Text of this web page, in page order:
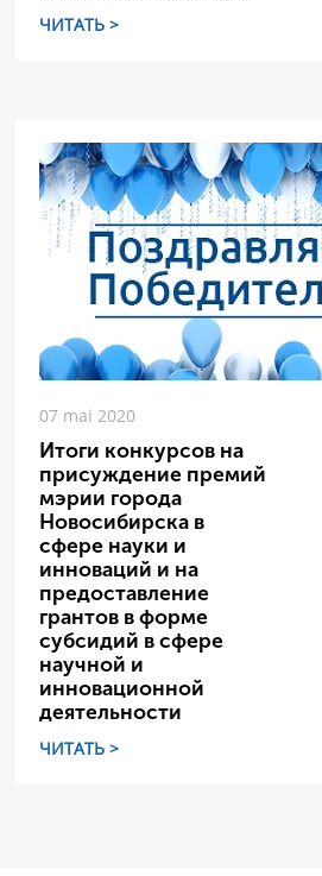
ЧИТАТЬ >
07 mai 2020
Итоги конкурсов на
присуждение премий
мэрии города
Новосибирска в
сфере науки и
инноваций и на
предоставление
грантов в форме
субсидий в сфере
научной и
инновационной
деятельности
ЧИТАТЬ >